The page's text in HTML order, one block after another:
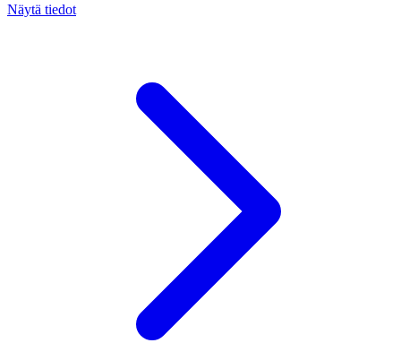
Näytä tiedot